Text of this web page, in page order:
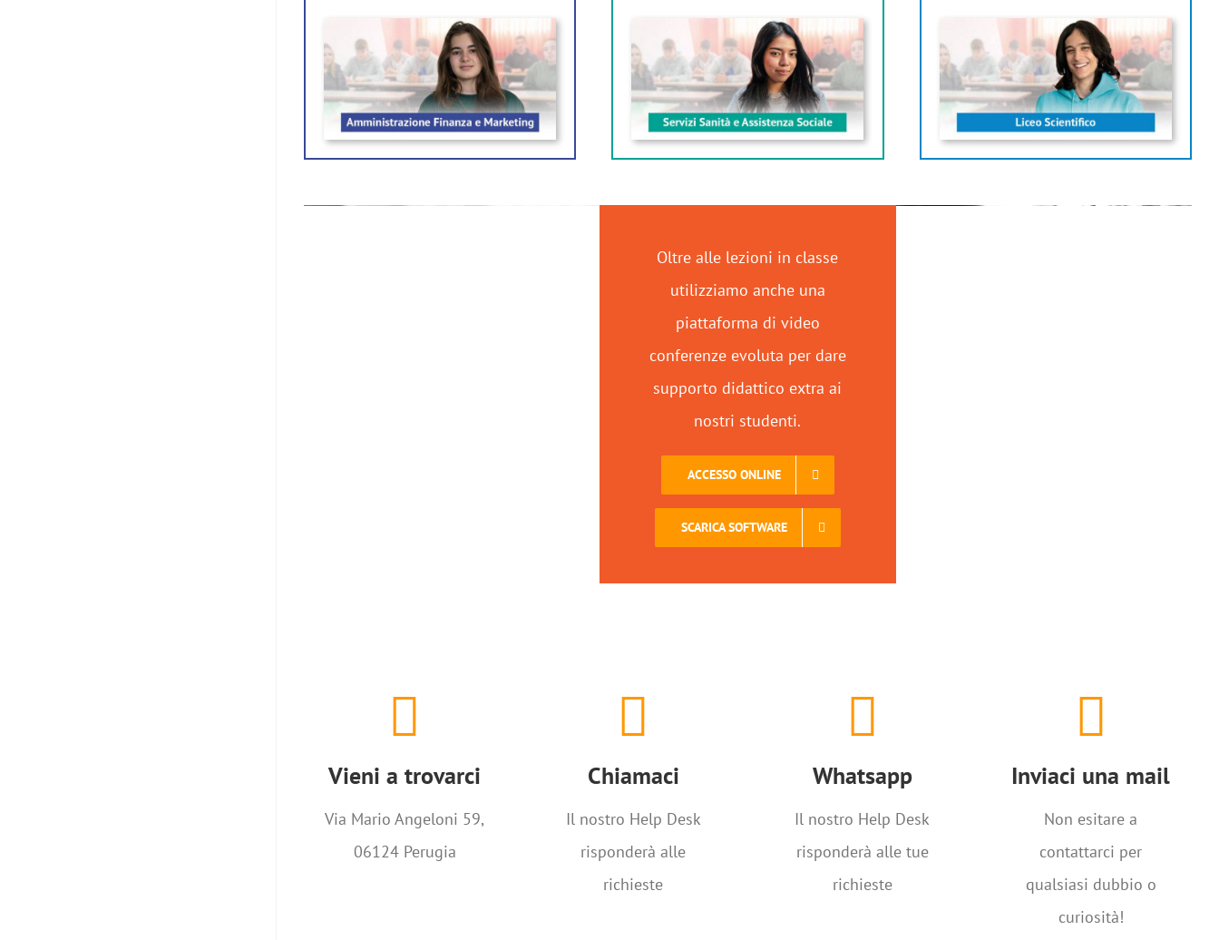
Oltre alle lezioni in classe
utilizziamo anche una
piattaforma di video
conferenze evoluta per dare
supporto didattico extra ai
nostri studenti.
ACCESSO ONLINE
SCARICA SOFTWARE
Vieni a trovarci
Via Mario Angeloni 59,
06124 Perugia
Vieni a trovarci
06124 Perugia
Chiamaci
Il nostro Help Desk
risponderà alle
richieste
Chiamaci
Whatsapp
Il nostro Help Desk
risponderà alle tue
richieste
Chatta con noi
Inviaci una mail
Non esitare a
contattarci per
qualsiasi dubbio o
curiosità!
Inviaci una mail